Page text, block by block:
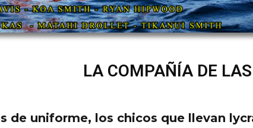
LA COMPAÑÍA DE
de uniforme, los chicos que llevan